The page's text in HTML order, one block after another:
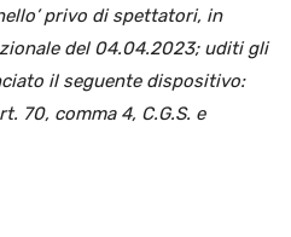
privo di spettatori, in
del 04.04.2023; uditi gli
il seguente dispositivo:
70, comma 4, C.G.S. e